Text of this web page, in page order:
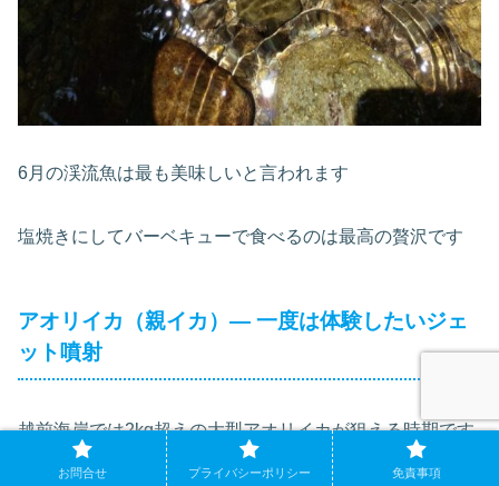
6月の渓流魚は最も美味しいと言われます
塩焼きにしてバーベキューで食べるのは最高の贅沢です
アオリイカ（親イカ）― 一度は体験したいジェ
ット噴射
越前海岸では2kg超えの大型アオリイカが狙える時期です
お問合せ プライバシーポリシー 免責事項